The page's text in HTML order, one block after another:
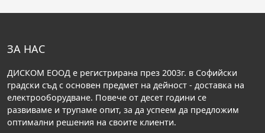
ЗА НАС
ДИСКОМ ЕООД е регистрирана през 2003г. в Софийски
градски съд с основен предмет на дейност - доставка на
електрооборудване. Повече от десет години се
развиваме и трупаме опит, за да успеем да предложим
оптимални решения на своите клиенти.